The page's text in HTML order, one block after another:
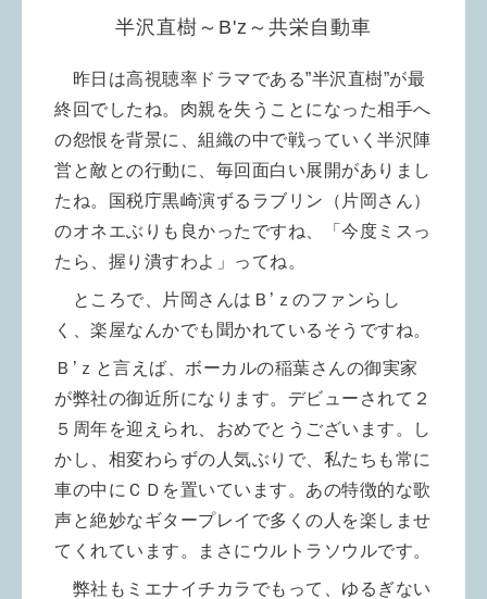
半沢直樹～B'z～共栄自動車
昨日は高視聴率ドラマである”半沢直樹”が最
終回でしたね。肉親を失うことになった相手へ
の怨恨を背景に、組織の中で戦っていく半沢陣
営と敵との行動に、毎回面白い展開がありまし
たね。
国税庁黒崎演ずるラブリン（片岡さん）
のオネエぶりも良かったですね、「今度ミスっ
たら、握り潰すわよ」ってね。
ところで、片岡さんはＢ’ｚのファンらし
く、楽屋なんかでも聞かれているそうですね。
Ｂ’ｚと言えば、ボーカルの稲葉さんの御実家
が弊社の御近所になります。デビューされて２
５周年を迎えられ、おめでとうございます。し
かし、相変わらずの人気ぶりで、私たちも常に
車の中にＣＤを置いています。あの特徴的な歌
声と絶妙なギタープレイで多くの人を楽しませ
てくれています。まさにウルトラソウルです。
弊社もミエナイチカラでもって、ゆるぎない